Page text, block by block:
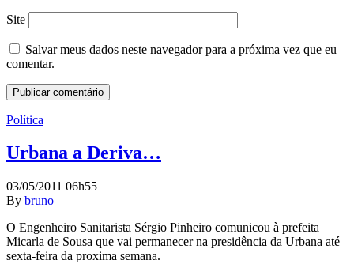
Site
Salvar meus dados neste navegador para a próxima vez que eu
comentar.
Política
Urbana a Deriva…
03/05/2011 06h55
By bruno
O Engenheiro Sanitarista Sérgio Pinheiro comunicou à prefeita
Micarla de Sousa que vai permanecer na presidência da Urbana até
sexta-feira da proxima semana.